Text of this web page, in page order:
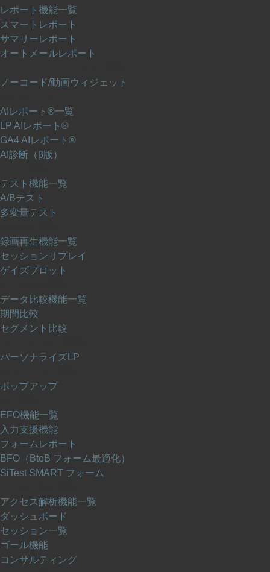
レポート機能一覧
スマートレポート
サマリーレポート
オートメールレポート
ノーコード/動画ウィジェット
AIレポート®一覧
LP AIレポート®
GA4 AIレポート®
AI診断（β版）
テスト機能一覧
A/Bテスト
多変量テスト
録画再生機能一覧
セッションリプレイ
ゲイズプロット
データ比較機能一覧
期間比較
セグメント比較
パーソナライズLP
ポップアップ
EFO機能一覧
入力支援機能
フォームレポート
BFO（BtoB フォーム最適化）
SiTest SMART フォーム
アクセス解析機能一覧
ダッシュボード
セッション一覧
ゴール機能
コンサルティング